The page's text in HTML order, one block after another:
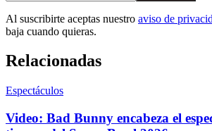
Al suscribirte aceptas nuestro aviso de
baja cuando quieras.
Relacionadas
Espectáculos
Video: Bad Bunny encabeza el